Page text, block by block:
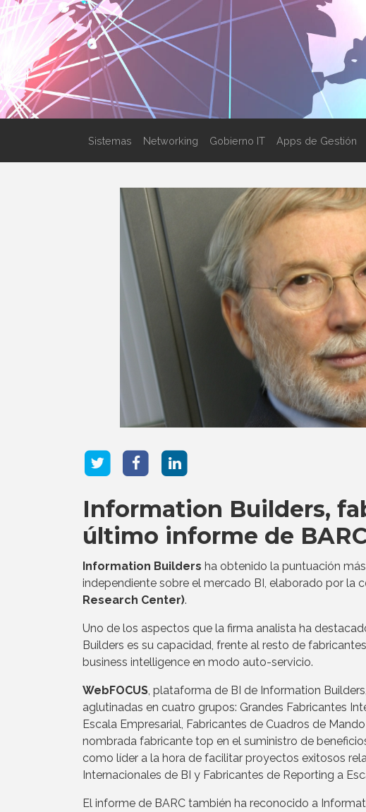
Sistemas Networking Gobierno IT Apps de Gestión
Information Builders,
último informe de
Information Builders ha obtenido la puntuación
independiente sobre el mercado BI, elaborado por la
Research Center).
Uno de los aspectos que la firma analista ha
Builders es su capacidad, frente al resto de
business intelligence en modo auto-servicio.
WebFOCUS , plataforma de BI de Information
aglutinadas en cuatro grupos: Grandes Fabricantes
Escala Empresarial, Fabricantes de Cuadros de
nombrada fabricante top en el suministro de
como líder a la hora de facilitar proyectos exitosos
Internacionales de BI y Fabricantes de Reporting a
El informe de BARC también ha reconocido a